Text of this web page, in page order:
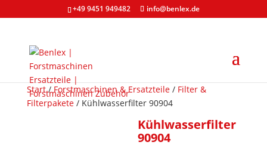
+49 9451 949482 info@benlex.de
Start/Forstmaschinen & Ersatzteile/ Filter &
Filterpakete/ Kühlwasserfilter 90904
Kühlwasserfilter
90904